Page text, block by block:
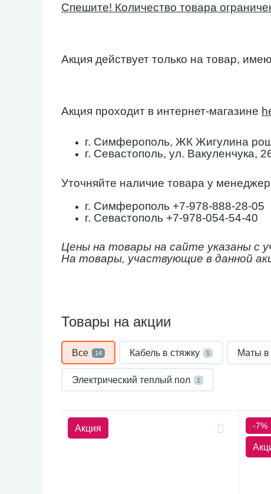
Спешите! Количество товара
Акция действует только на товар,
Акция проходит в интернет-магазине
г. Симферополь, ЖК Жигулина
г. Севастополь, ул. Вакуленчука,
Уточняйте наличие товара у
г. Симферополь +7-978-888-28-05
г. Севастополь +7-978-054-54-40
Цены на товары на сайте указаны с
На товары, участвующие в данной
Товары на акции
Все 14 Кабель в стяжку 5 Маты в
Электрический теплый пол 1
Акция -7%